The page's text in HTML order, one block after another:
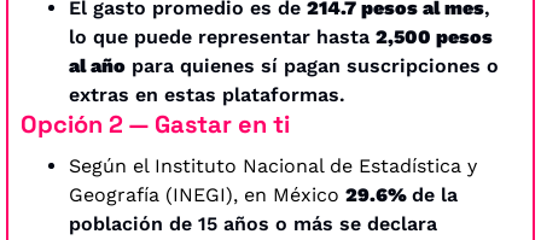
El gasto promedio es de 214.7 pesos al mes,
lo que puede representar hasta 2,500 pesos
al año para quienes sí pagan suscripciones o
extras en estas plataformas.
Opción 2 — Gastar en ti
Según el Instituto Nacional de Estadística y
Geografía (INEGI), en México 29.6% de la
población de 15 años o más se declara